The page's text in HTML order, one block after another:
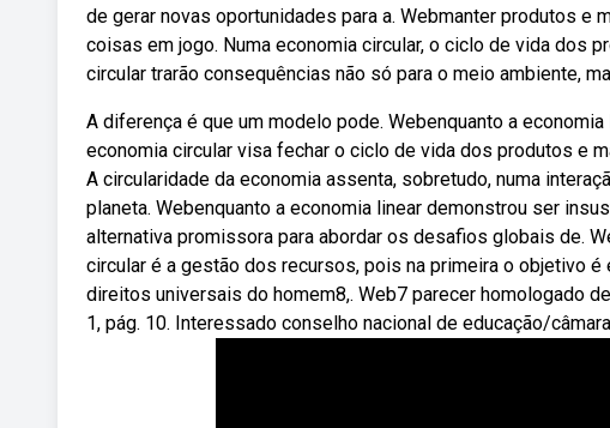
de gerar novas oportunidades para a. Webmanter produtos e
coisas em jogo. Numa economia circular, o ciclo de vida dos
circular trarão consequências não só para o meio ambiente,
A diferença é que um modelo pode. Webenquanto a
economia circular visa fechar o ciclo de vida dos produtos e
A circularidade da economia assenta, sobretudo, numa
planeta. Webenquanto a economia linear demonstrou ser
alternativa promissora para abordar os desafios globais de.
circular é a gestão dos recursos, pois na primeira o objetivo é
direitos universais do homem8,. Web7 parecer homologado
1, pág. 10. Interessado conselho nacional de educação/